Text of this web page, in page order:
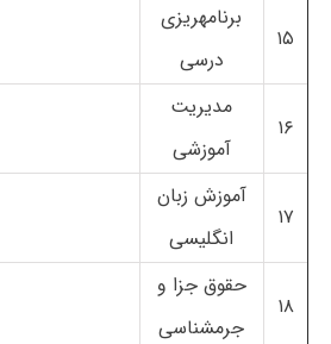
۱۵
برنامهریزی
درسی
۱۶
مدیریت
آموزشی
۱۷
آموزش زبان
انگلیسی
۱۸
حقوق جزا و
جرمشناسی